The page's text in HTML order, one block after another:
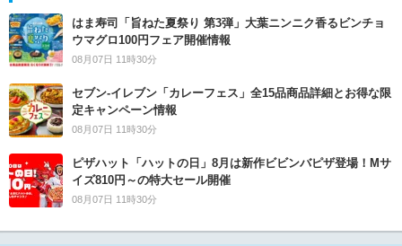
はま寿司「旨ねた夏祭り 第3弾」大葉ニンニク香るビンチョ
ウマグロ100円フェア開催情報
08月07日 11時30分
セブン‐イレブン「カレーフェス」全15品商品詳細とお得な限
定キャンペーン情報
08月07日 11時30分
ピザハット「ハットの日」8月は新作ビビンバピザ登場！Mサ
イズ810円～の特大セール開催
08月07日 11時30分